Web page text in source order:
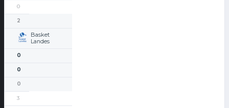
0
2
Basket
Landes
0
0
0
3